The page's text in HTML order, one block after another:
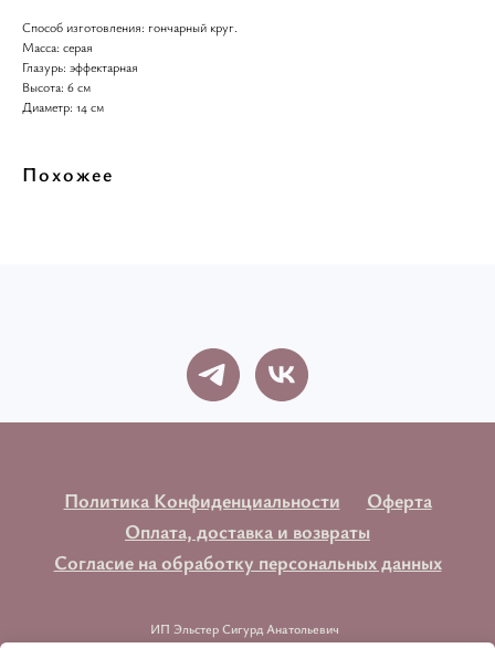
Способ изготовления: гончарный круг.
Масса: серая
Глазурь: эффектарная
Высота: 6 см
Диаметр: 14 см
Похожее
Политика Конфиденциальности
Оферта
Оплата, доставка и возвраты
Согласие на обработку персональных данных
ИП Эльстер Сигурд Анатольевич